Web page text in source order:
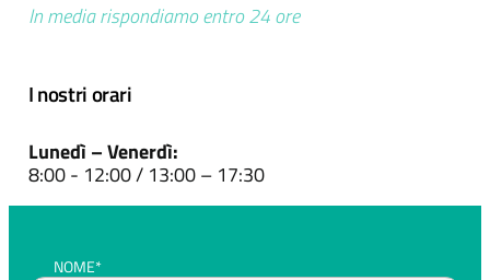
In media rispondiamo entro 24 ore
I nostri orari
Lunedì – Venerdì:
8:00 - 12:00 / 13:00 – 17:30
NOME*